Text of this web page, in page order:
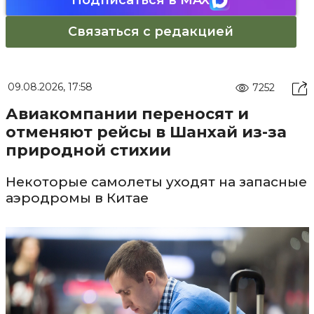
Связаться с редакцией
09.08.2026, 17:58 7252
Авиакомпании переносят и
отменяют рейсы в Шанхай из-за
природной стихии
Некоторые самолеты уходят на запасные
аэродромы в Китае